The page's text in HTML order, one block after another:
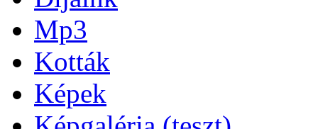
Mp3
Kották
Képek